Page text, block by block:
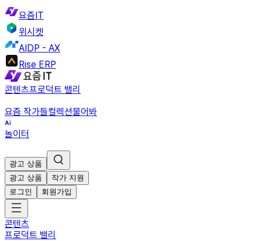
요즘IT
위시켓
AIDP - AX
Rise ERP
콘텐츠프로덕트 밸리
요즘 작가들컬렉션물어봐
놀이터
광고 상품
광고 상품
작가 지원
로그인
회원가입
콘텐츠
프로덕트 밸리